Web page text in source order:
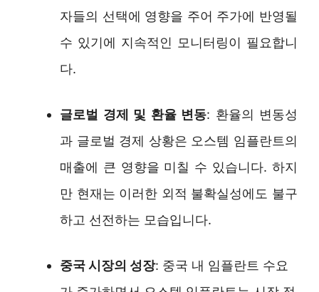
자들의 선택에 영향을 주어 주가에 반영될
수 있기에 지속적인 모니터링이 필요합니
다.
글로벌 경제 및 환율 변동: 환율의 변동성
과 글로벌 경제 상황은 오스템 임플란트의
매출에 큰 영향을 미칠 수 있습니다. 하지
만 현재는 이러한 외적 불확실성에도 불구
하고 선전하는 모습입니다.
중국 시장의 성장: 중국 내 임플란트 수요